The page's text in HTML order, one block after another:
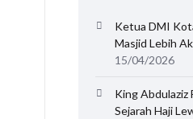
Ketua DMI
Masjid Lebih
15/04/2026
King
Sejarah Haji